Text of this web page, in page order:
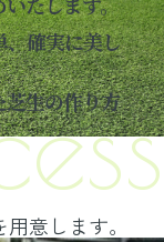
確実に美し
生の作り方
意します。